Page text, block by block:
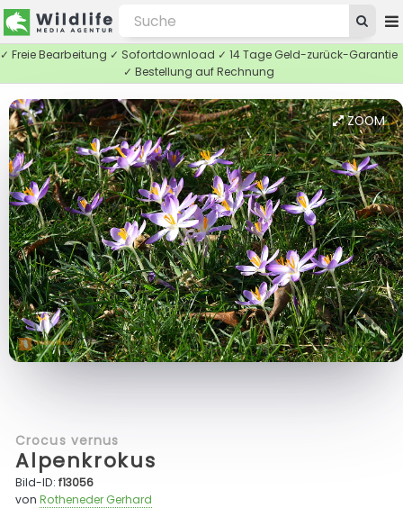
✓ Freie Bearbeitung ✓ Sofortdownload ✓ 14 Tage Geld-zurück-Garantie
✓ Bestellung auf Rechnung
ZOOM
Crocus vernus
Alpenkrokus
Bild-ID:f13056
vonRotheneder Gerhard